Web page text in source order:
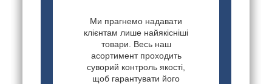
Ми прагнемо надавати
клієнтам лише найякісніші
товари. Весь наш
асортимент проходить
суворий контроль якості,
щоб гарантувати його